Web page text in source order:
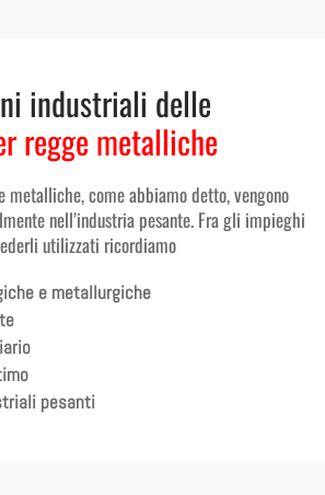
industriali delle
regge metalliche
metalliche, come abbiamo detto, vengono
nell’industria pesante. Fra gli impieghi
utilizzati ricordiamo
e metallurgiche
pesanti